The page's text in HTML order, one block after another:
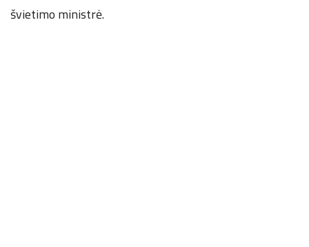
švietimo ministrė.